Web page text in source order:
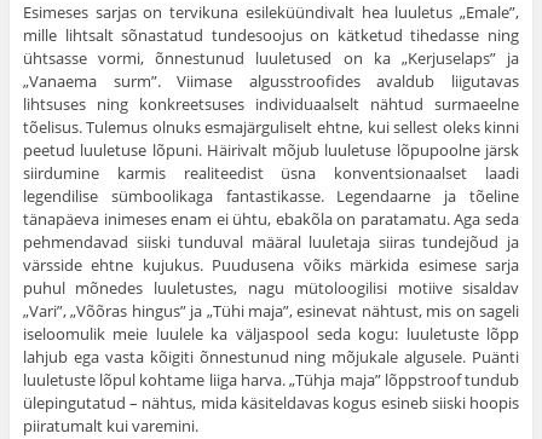
Esimeses sarjas on tervikuna esileküündivalt hea luuletus „Emale”,
mille lihtsalt sõnastatud tundesoojus on kätketud tihedasse ning
ühtsasse vormi, õnnestunud luuletused on ka „Kerjuselaps” ja
„Vanaema surm”. Viimase algusstroofides avaldub liigutavas
lihtsuses ning konkreetsuses individuaalselt nähtud surmaeelne
tõelisus. Tulemus olnuks esmajärguliselt ehtne, kui sellest oleks kinni
peetud luuletuse lõpuni. Häirivalt mõjub luuletuse lõpupoolne järsk
siirdumine karmis realiteedist üsna konventsionaalset laadi
legendilise sümboolikaga fantastikasse. Legendaarne ja tõeline
tänapäeva inimeses enam ei ühtu, ebakõla on paratamatu. Aga seda
pehmendavad siiski tunduval määral luuletaja siiras tundejõud ja
värsside ehtne kujukus. Puudusena võiks märkida esimese sarja
puhul mõnedes luuletustes, nagu mütoloogilisi motiive sisaldav
„Vari”, „Võõras hingus” ja „Tühi maja”, esinevat nähtust, mis on sageli
iseloomulik meie luulele ka väljaspool seda kogu: luuletuste lõpp
lahjub ega vasta kõigiti õnnestunud ning mõjukale algusele. Puänti
luuletuste lõpul kohtame liiga harva. „Tühja maja” lõppstroof tundub
ülepingutatud – nähtus, mida käsiteldavas kogus esineb siiski hoopis
piiratumalt kui varemini.